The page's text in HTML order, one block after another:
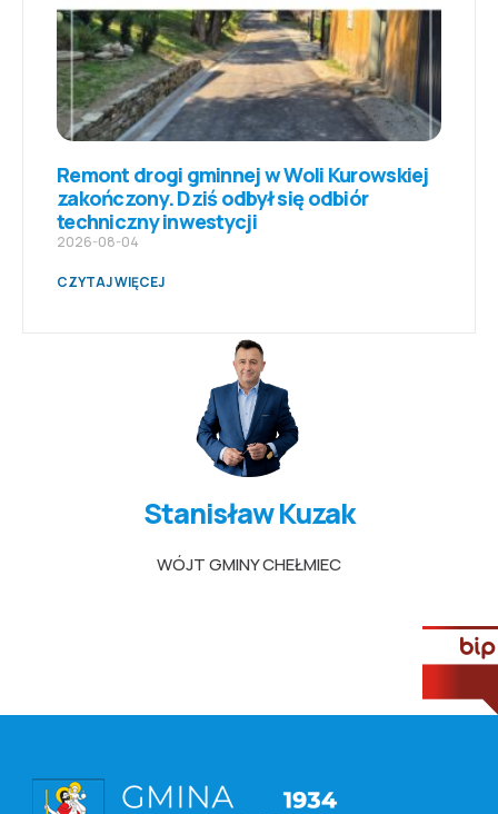
Remont drogi gminnej w Woli Kurowskiej
zakończony. Dziś odbył się odbiór
techniczny inwestycji
2026-08-04
CZYTAJ WIĘCEJ
Stanisław Kuzak
WÓJT GMINY CHEŁMIEC